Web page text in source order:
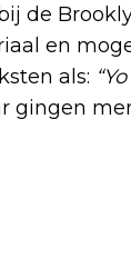
de
en
als:
gingen